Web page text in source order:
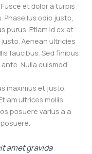
et dolor a turpis
Phasellus odio justo,
purus. Etiam id ex at
Aenean ultricies
faucibus. Sed finibus
Nulla euismod
maximus et justo.
ultrices mollis
posuere varius a a
amet gravida